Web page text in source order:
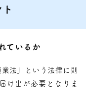
ているか
法」という法律に則
け出が必要となりま